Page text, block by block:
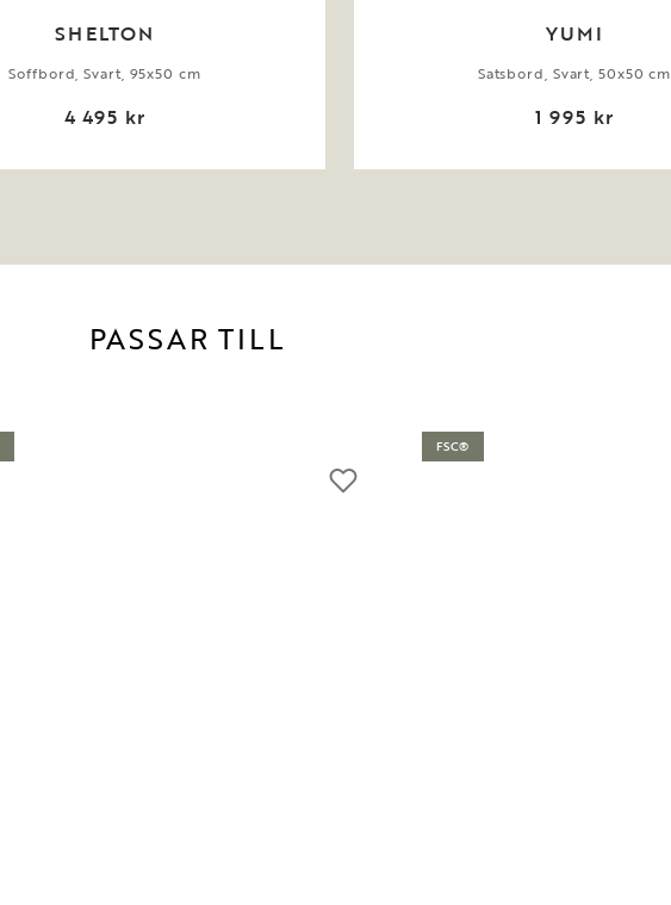
SHELTON
Soffbord, Svart, 95x50 cm
4 495 kr
YUMI
Satsbord, Svart, 50x50 cm
1 995 kr
PASSAR TILL
FSC®